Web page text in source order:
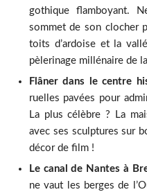
gothique flamboyant.
sommet de son clocher
toits d’ardoise et la
pèlerinage millénaire de
Flâner dans le centre
ruelles pavées pour
La plus célèbre ? La
avec ses sculptures sur
décor de film !
Le canal de Nantes à
ne vaut les berges de